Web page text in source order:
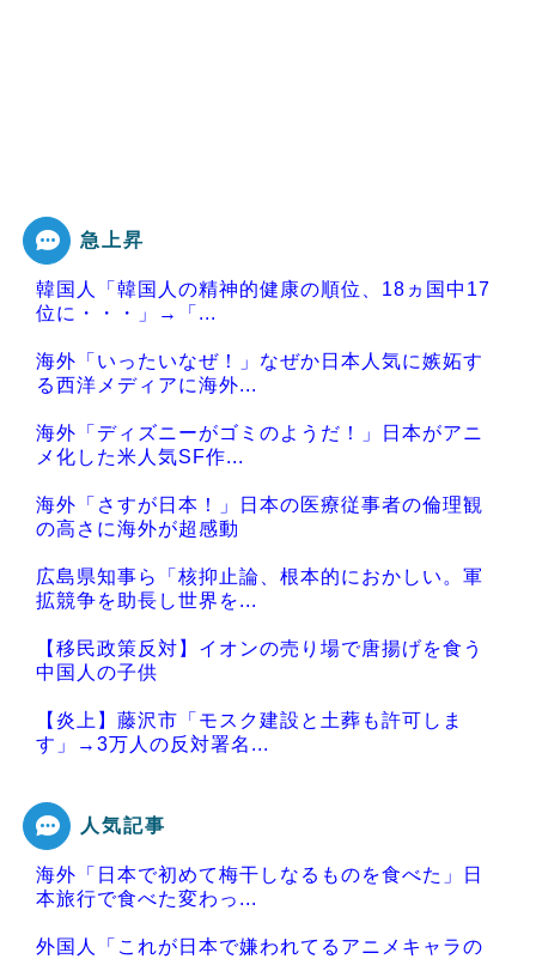
急上昇
韓国人「韓国人の精神的健康の順位、18ヵ国中17
位に・・・」→「...
海外「いったいなぜ！」なぜか日本人気に嫉妬す
る西洋メディアに海外...
海外「ディズニーがゴミのようだ！」日本がアニ
メ化した米人気SF作...
海外「さすが日本！」日本の医療従事者の倫理観
の高さに海外が超感動
広島県知事ら「核抑止論、根本的におかしい。軍
拡競争を助長し世界を...
【移民政策反対】イオンの売り場で唐揚げを食う
中国人の子供
【炎上】藤沢市「モスク建設と土葬も許可しま
す」→3万人の反対署名...
Powered by livedoor 相互RSS
人気記事
海外「日本で初めて梅干しなるものを食べた」日
本旅行で食べた変わっ...
外国人「これが日本で嫌われてるアニメキャラの